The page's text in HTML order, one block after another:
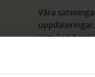
Våra
som kan
sin lön
mest